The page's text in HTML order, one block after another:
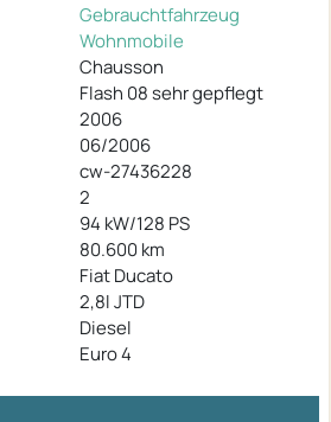
Gebrauchtfahrzeug
Wohnmobile
Chausson
Flash 08 sehr gepflegt
2006
06/2006
cw-27436228
2
94 kW/128 PS
80.600 km
Fiat Ducato
2,8l JTD
Diesel
Euro 4